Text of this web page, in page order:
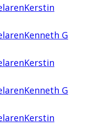
Kerstin
Kenneth G
Kerstin
Kenneth G
Kerstin